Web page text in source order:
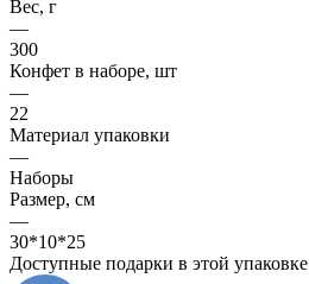
Вес, г
—
300
Конфет в наборе, шт
—
22
Материал упаковки
—
Наборы
Размер, см
—
30*10*25
Доступные подарки в этой упаковке